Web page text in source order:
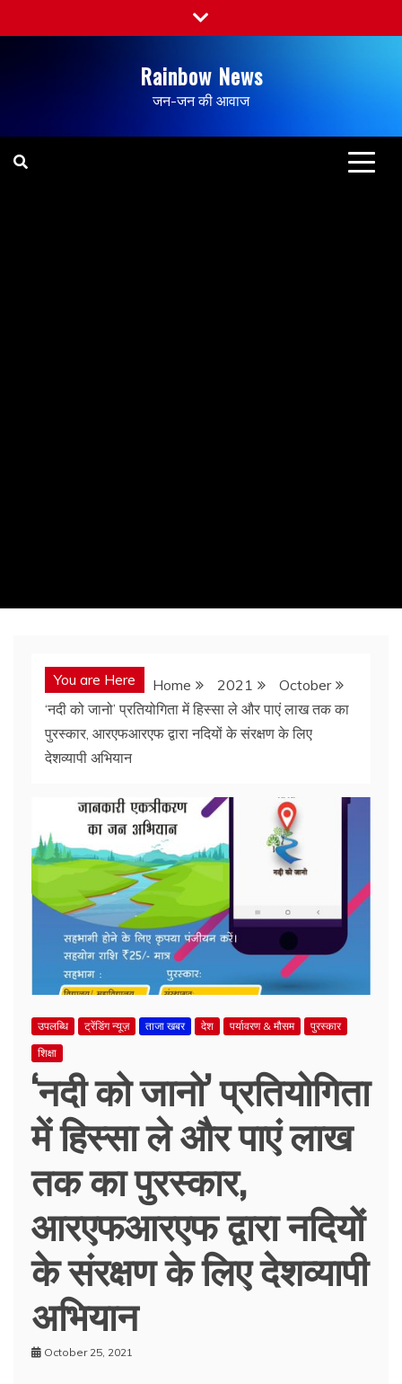
Rainbow News
जन-जन की आवाज
You are Here Home 2021
October
‘नदी को जानो’ प्रतियोगिता में हिस्सा ले और पाएं लाख तक का
पुरस्कार, आरएफआरएफ द्वारा नदियों के संरक्षण के लिए
देशव्यापी अभियान
उपलब्धि ट्रेंडिंग न्यूज़ ताजा खबर देश पर्यावरण & मौसम
पुरस्कार
शिक्षा
‘नदी को जानो’ प्रतियोगिता
में हिस्सा ले और पाएं लाख
तक का पुरस्कार,
आरएफआरएफ द्वारा नदियों
के संरक्षण के लिए देशव्यापी
अभियान
October 25, 2021